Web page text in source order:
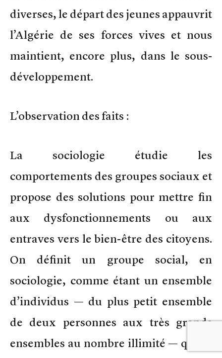
diverses, le départ des jeunes appauvrit
l’Algérie de ses forces vives et nous
maintient, encore plus, dans le sous-
développement.
L’observation des faits :
La sociologie étudie les
comportements des groupes sociaux et
propose des solutions pour mettre fin
aux dysfonctionnements ou aux
entraves vers le bien-être des citoyens.
On définit un groupe social, en
sociologie, comme étant un ensemble
d’individus — du plus petit ensemble
de deux personnes aux très grands
ensembles au nombre illimité — qui se